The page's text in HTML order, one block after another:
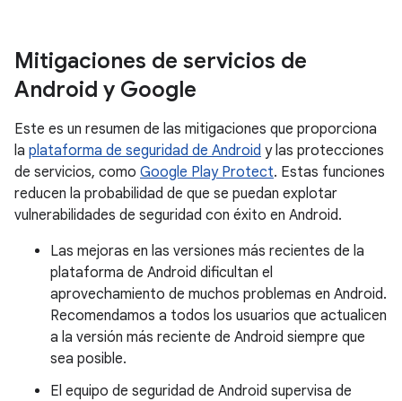
Mitigaciones de servicios de
Android y Google
Este es un resumen de las mitigaciones que proporciona
la plataforma de seguridad de Android y las protecciones
de servicios, como Google Play Protect. Estas funciones
reducen la probabilidad de que se puedan explotar
vulnerabilidades de seguridad con éxito en Android.
Las mejoras en las versiones más recientes de la
plataforma de Android dificultan el
aprovechamiento de muchos problemas en Android.
Recomendamos a todos los usuarios que actualicen
a la versión más reciente de Android siempre que
sea posible.
El equipo de seguridad de Android supervisa de